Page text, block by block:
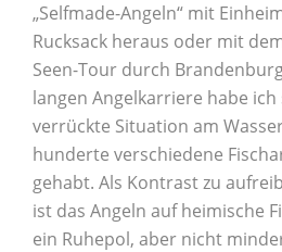
„Selfmade-Angeln“ mit
Rucksack heraus oder mit
Seen-Tour durch
langen Angelkarriere habe
verrückte Situation am
hunderte verschiedene
gehabt. Als Kontrast zu
ist das Angeln auf heimische
ein Ruhepol, aber nicht